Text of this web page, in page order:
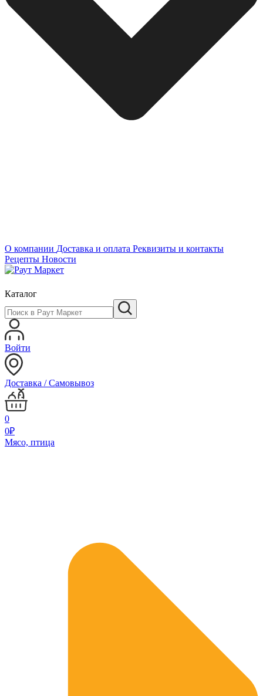
О компании Доставка и оплата Реквизиты и контакты
Рецепты Новости
Каталог
Войти
Доставка / Самовывоз
0
0₽
Мясо, птица